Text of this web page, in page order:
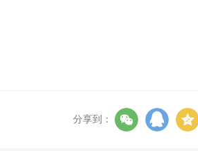
分享到：